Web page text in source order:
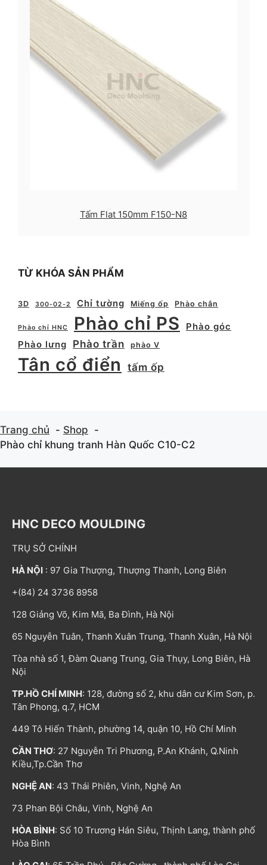
Tấm Flat 150mm F150-N8
TỪ KHÓA SẢN PHẨM
3D 300-02-2 Chỉ tường Miếng ốp Phào chân
Phào chỉ HNC Phào chỉ PS
Phào góc
Phào lưng
Phào trần phào V
Tân cổ điển tấm ốp
Trang chủ
Shop
Phào chỉ khung tranh Hàn Quốc C10-C2
HNC DECO MOULDING
TRỤ SỞ CHÍNH
HÀ NỘI : 97 Gia Thượng, Thượng Thanh, Long Biên
+(84) 24 3736 8958
128 Giảng Võ, Kim Mã, Ba Đình, Hà Nội
65 Nguyễn Tuân, Thanh Xuân Trung, Thanh Xuân, Hà Nội
Tòa nhà số 1, Đàm Quang Trung, Gia Thụy, Long Biên, Hà
Nội
TP.HỒ CHÍ MINH: 128, đường số 2, khu dân cư Kim Sơn, p.
Tân Phong, q.7, HCM
449 Tô Hiến Thành, phường 14, quận 10, Hồ Chí Minh
CẦN THƠ: 27 Nguyễn Tri Phương, P.An Khánh, Q.Ninh
Kiều,Tp.Cần Thơ
NGHỆ AN: 43 Thái Phiên, Vinh, Nghệ An
73 Phan Bội Châu, Vinh, Nghệ An
HÒA BÌNH: Số 10 Trương Hán Siêu, Thịnh Lang, thành phố
Hòa Bình